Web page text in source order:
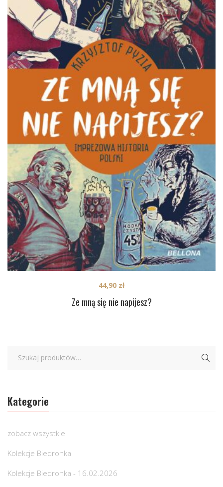
Ze mną się nie napijesz?
44,90 zł
Kategorie
zobacz wszystkie
Kolekcje Biedronka
Kolekcje Biedronka - 16.02.2026